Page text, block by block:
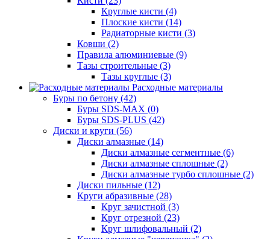
Круглые кисти (4)
Плоские кисти (14)
Радиаторные кисти (3)
Ковши (2)
Правила алюминиевые (9)
Тазы строительные (3)
Тазы круглые (3)
Расходные материалы
Буры по бетону (42)
Буры SDS-MAX (0)
Буры SDS-PLUS (42)
Диски и круги (56)
Диски алмазные (14)
Диски алмазные сегментные (6)
Диски алмазные сплошные (2)
Диски алмазные турбо сплошные (2)
Диски пильные (12)
Круги абразивные (28)
Круг зачистной (3)
Круг отрезной (23)
Круг шлифовальный (2)